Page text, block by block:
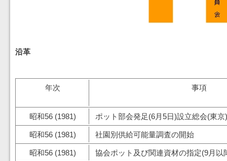
沿革
年次 事項
昭和56 (1981) ポット部会発足(6月5日)設立総会(東京)
昭和56 (1981) 社園別供給可能量調査の開始
昭和56 (1981) 協会ポット及び関連資材の指定(9月以